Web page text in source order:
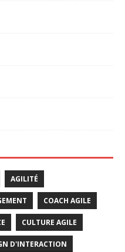
AGILITÉ
COACH AGILE
CULTURE AGILE
D'INTERACTION